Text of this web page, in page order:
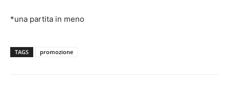
*una partita in meno
TAGS promozione